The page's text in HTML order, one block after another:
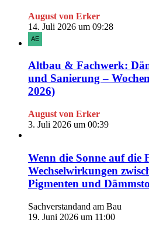
August von Erker
14. Juli 2026 um 09:28
Altbau & Fachwerk:
und Sanierung –
2026)
August von Erker
3. Juli 2026 um 00:39
Wenn die Sonne auf die
Wechselwirkungen
Pigmenten und
Sachverstandand am Bau
19. Juni 2026 um 11:00